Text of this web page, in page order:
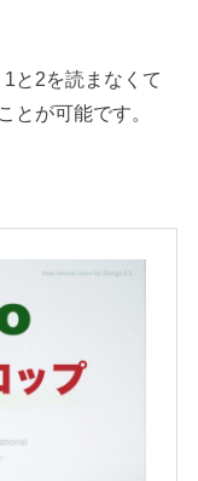
と2を読まなくて
とが可能です。